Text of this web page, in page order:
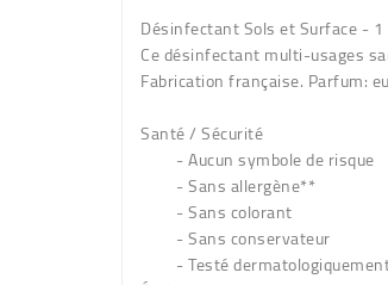
Désinfectant Sols et Surface - 1
Ce désinfectant multi-usages
Fabrication française. Parfum:
Santé / Sécurité
- Aucun symbole de risque
- Sans allergène**
- Sans colorant
- Sans conservateur
- Testé